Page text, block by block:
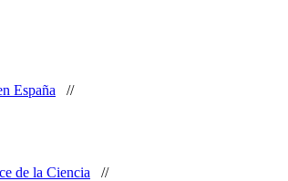
España //
de la Ciencia //